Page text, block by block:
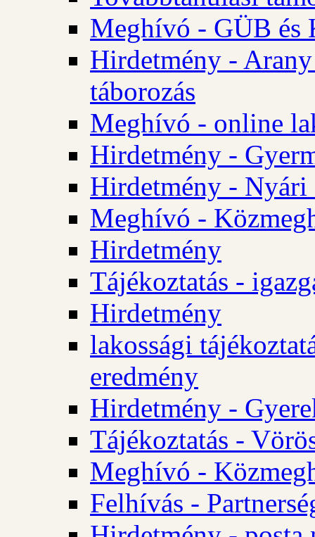
Meghívó - GÜB és
Hirdetmény - Arany
táborozás
Meghívó - online
Hirdetmény -
Hirdetmény - Nyári
Meghívó -
Hirdetmény
Tájékoztatás -
Hirdetmény
lakossági
eredmény
Hirdetmény -
Tájékoztatás -
Meghívó -
Felhívás -